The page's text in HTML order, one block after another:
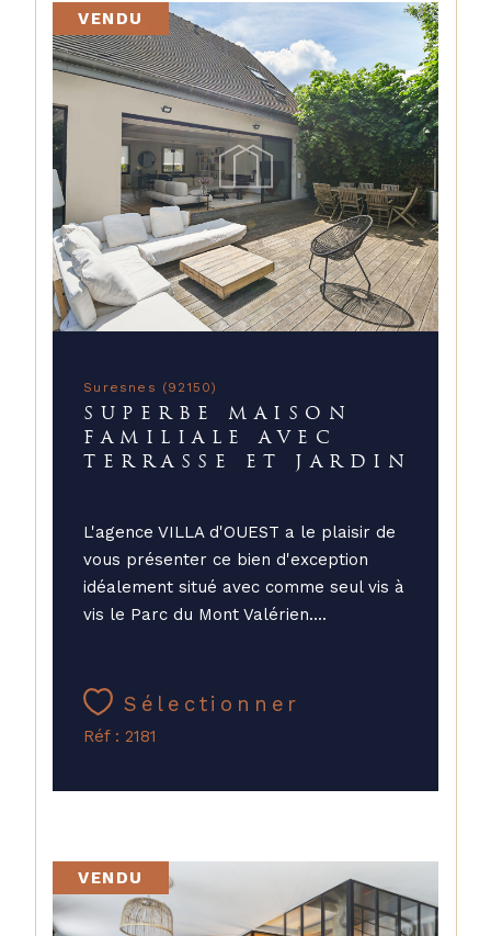
Suresnes (92150)
SUPERBE MAISON
FAMILIALE AVEC
TERRASSE ET JARDIN
L'agence VILLA d'OUEST a le plaisir de
vous présenter ce bien d'exception
idéalement situé avec comme seul vis à
vis le Parc du Mont Valérien....
Sélectionner
Réf : 2181
VENDU
VENDU